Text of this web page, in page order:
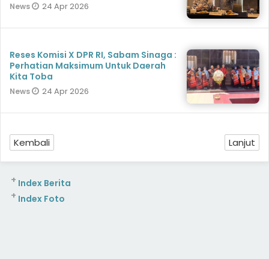
News 24 Apr 2026
Reses Komisi X DPR RI, Sabam Sinaga :
Perhatian Maksimum Untuk Daerah
Kita Toba
News 24 Apr 2026
Kembali Lanjut
Index Berita
+
Index Foto
+